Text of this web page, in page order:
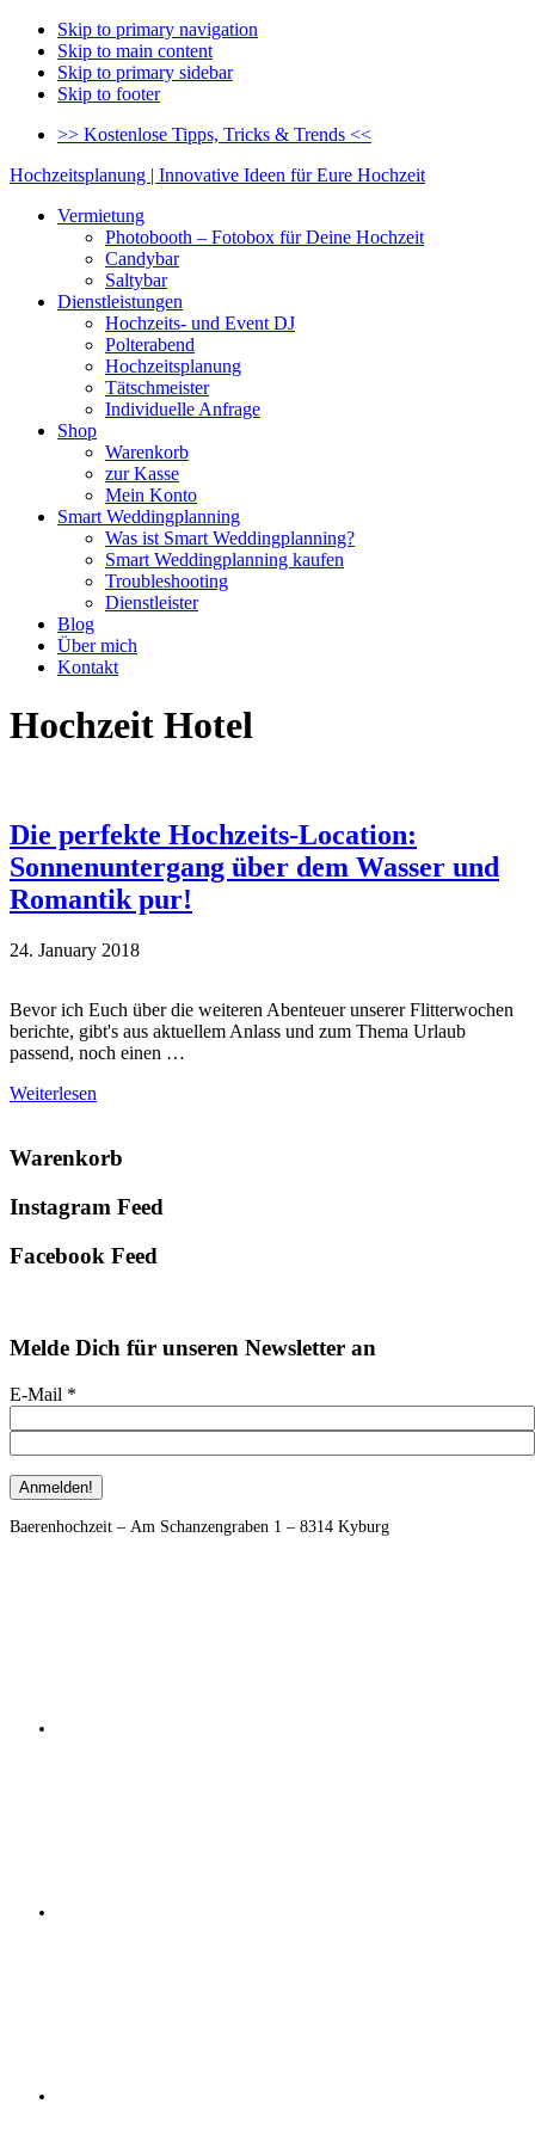
Skip to primary navigation
Skip to main content
Skip to primary sidebar
Skip to footer
>> Kostenlose Tipps, Tricks & Trends <<
Hochzeitsplanung | Innovative Ideen für Eure Hochzeit
Vermietung
Photobooth – Fotobox für Deine Hochzeit
Candybar
Saltybar
Dienstleistungen
Hochzeits- und Event DJ
Polterabend
Hochzeitsplanung
Tätschmeister
Individuelle Anfrage
Shop
Warenkorb
zur Kasse
Mein Konto
Smart Weddingplanning
Was ist Smart Weddingplanning?
Smart Weddingplanning kaufen
Troubleshooting
Dienstleister
Blog
Über mich
Kontakt
Hochzeit Hotel
Die perfekte Hochzeits-Location:
Sonnenuntergang über dem Wasser und
Romantik pur!
24. January 2018
Bevor ich Euch über die weiteren Abenteuer unserer Flitterwochen
berichte, gibt's aus aktuellem Anlass und zum Thema Urlaub
passend, noch einen …
Weiterlesen
Primary
Sidebar
Warenkorb
Instagram Feed
Facebook Feed
Melde Dich für unseren Newsletter an
E-Mail *
Footer
Baerenhochzeit – Am Schanzengraben 1 – 8314 Kyburg